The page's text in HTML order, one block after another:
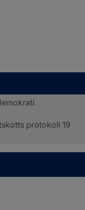
protokoll 19